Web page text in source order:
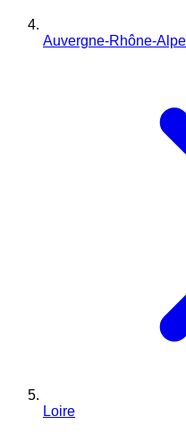
Auvergne-Rhône-
Loire